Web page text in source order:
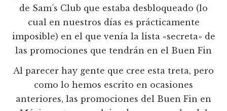
de Sam´s Club que estaba desbloqueado (lo
cual en nuestros días es prácticamente
imposible) en el que venía la lista «secreta» de
las promociones que tendrán en el Buen Fin
Al parecer hay gente que cree esta treta, pero
como lo hemos escrito en ocasiones
anteriores, las promociones del Buen Fin en